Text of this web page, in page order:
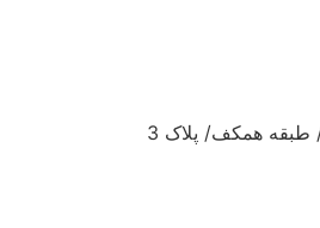
طبقه همکف/ پلاک 3